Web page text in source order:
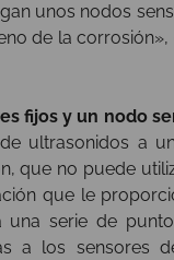
unos nodos
de la
fijos y un nodo
ultrasonidos a
que no puede
que le
una serie de
a los sensores